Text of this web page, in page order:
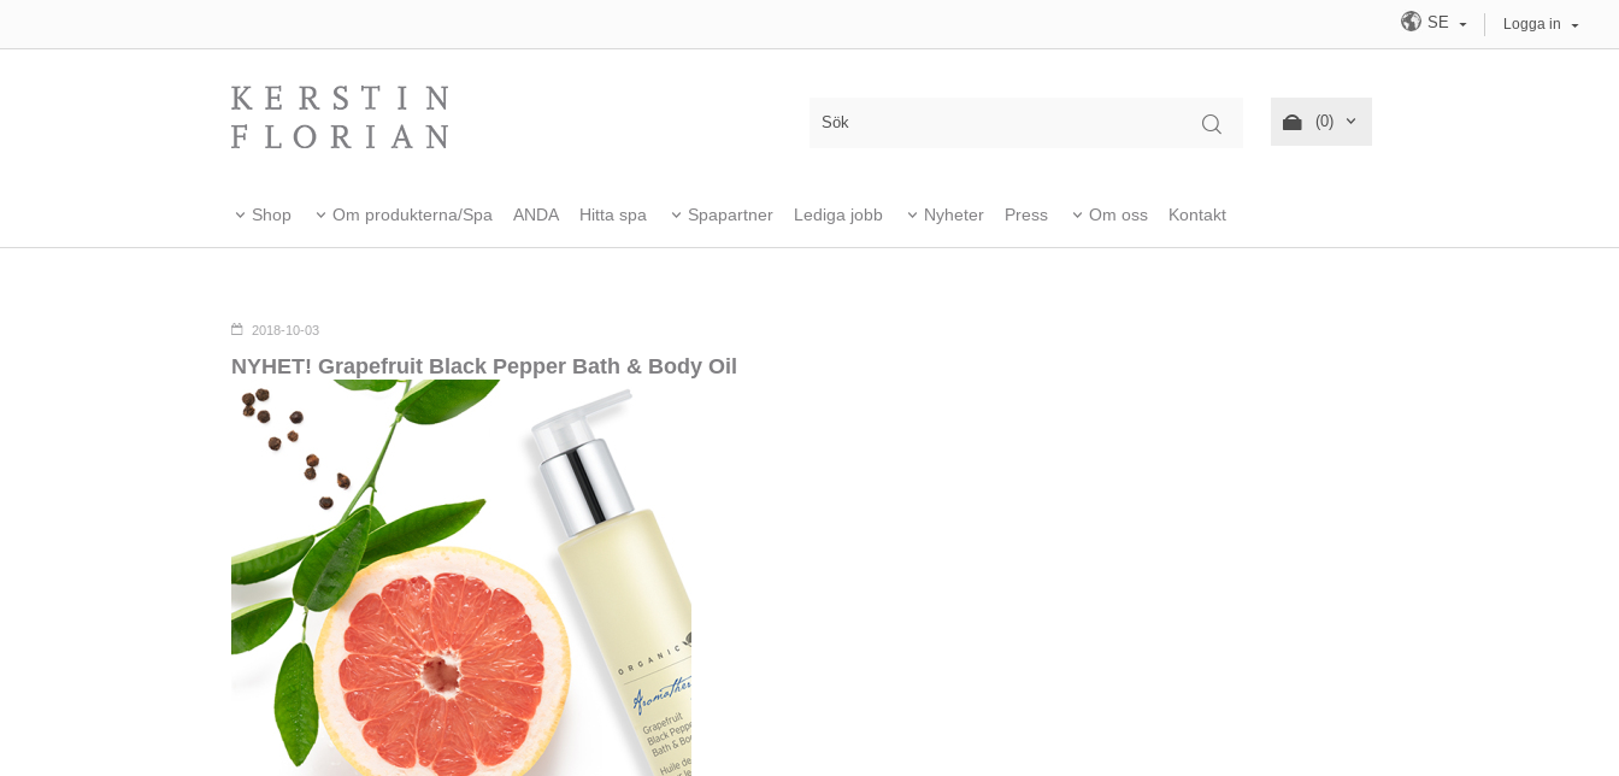
SE Logga in
(0)
Shop Om produkterna/Spa ANDA Hitta spa Spapartner Lediga jobb Nyheter Press Om oss Kontakt
2018-10-03
NYHET! Grapefruit Black Pepper Bath & Body Oil